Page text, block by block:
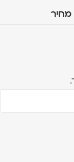
מחיר